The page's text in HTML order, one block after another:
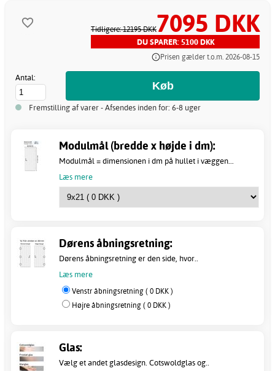
Tidligere: 12195 DKK7095 DKK
DU SPARER: 5100 DKK
Prisen gælder t.o.m. 2026-08-15
Antal:
Fremstilling af varer - Afsendes inden for: 6-8 uger
Modulmål (bredde x højde i dm):
Modulmål = dimensionen i dm på hullet i væggen...
Læs mere
Dørens åbningsretning:
Dørens åbningsretning er den side, hvor..
Læs mere
Venstr åbningsretning ( 0 DKK )
Højre åbningsretning ( 0 DKK )
Glas:
Vælg et andet glasdesign. Cotswoldglas og..